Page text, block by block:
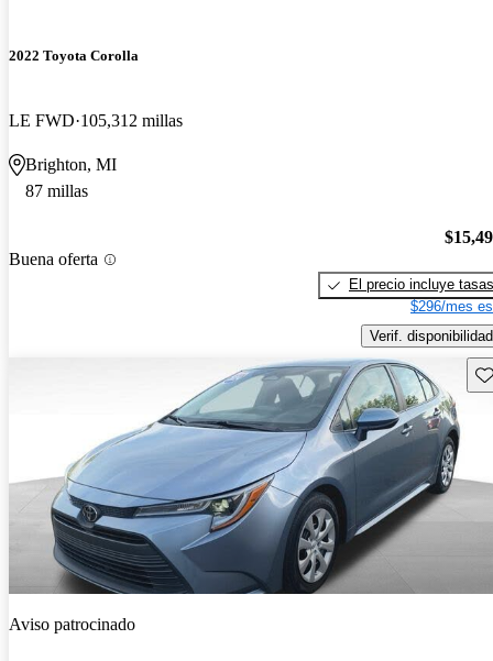
2022 Toyota Corolla
LE FWD 105,312 millas
Brighton, MI
87 millas
Buena oferta
El precio incluye tasas
$296/mes
Verif. disponibilidad
Aviso patrocinado